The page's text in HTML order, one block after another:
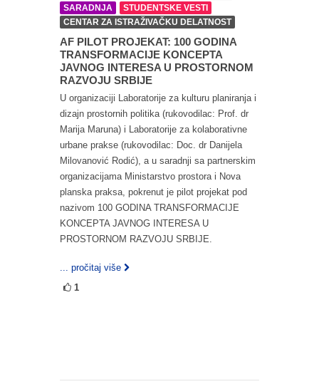
SARADNJA
STUDENTSKE VESTI
CENTAR ZA ISTRAŽIVAČKU DELATNOST
AF PILOT PROJEKAT: 100 GODINA
TRANSFORMACIJE KONCEPTA
JAVNOG INTERESA U PROSTORNOM
RAZVOJU SRBIJE
U organizaciji Laboratorije za kulturu planiranja i
dizajn prostornih politika (rukovodilac: Prof. dr
Marija Maruna) i Laboratorije za kolaborativne
urbane prakse (rukovodilac: Doc. dr Danijela
Milovanović Rodić), a u saradnji sa partnerskim
organizacijama Ministarstvo prostora i Nova
planska praksa, pokrenut je pilot projekat pod
nazivom 100 GODINA TRANSFORMACIJE
KONCEPTA JAVNOG INTERESA U
PROSTORNOM RAZVOJU SRBIJE.
... pročitaj više
1